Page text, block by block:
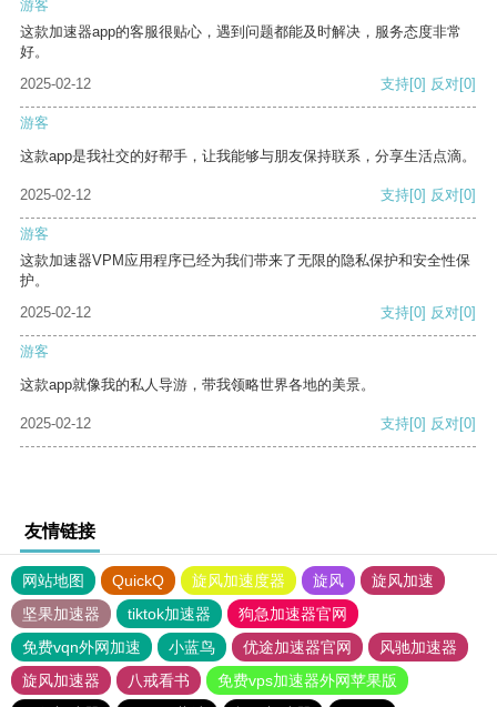
游客
这款加速器app的客服很贴心，遇到问题都能及时解决，服务态度非常
好。
2025-02-12
支持[0] 反对[0]
游客
这款app是我社交的好帮手，让我能够与朋友保持联系，分享生活点滴。
2025-02-12 支持[0] 反对[0]
游客
这款加速器VPM应用程序已经为我们带来了无限的隐私保护和安全性保
护。
2025-02-12
支持[0] 反对[0]
游客
这款app就像我的私人导游，带我领略世界各地的美景。
2025-02-12 支持[0] 反对[0]
友情链接
网站地图 QuickQ 旋风加速度器 旋风
旋风加速
坚果加速器
tiktok加速器
狗急加速器官网
免费vqn外网加速
小蓝鸟 优途加速器官网
风驰加速器
旋风加速器
八戒看书
免费vps加速器外网苹果版